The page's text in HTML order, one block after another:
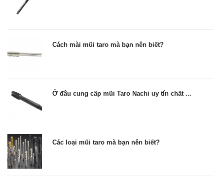
Cách mài mũi taro mà bạn nên biết?
Ở đâu cung cấp mũi Taro Nachi uy tín chất ...
Các loại mũi taro mà bạn nên biết?